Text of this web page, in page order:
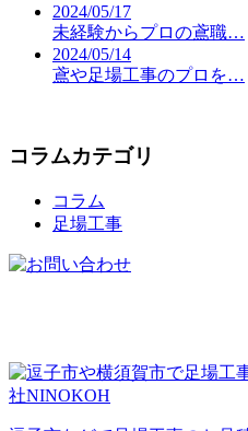
2024/05/17
未経験からプロの鳶職…
2024/05/14
鳶や足場工事のプロを…
コラムカテゴリ
コラム
足場工事